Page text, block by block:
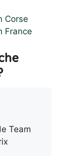
Corse
France
Team